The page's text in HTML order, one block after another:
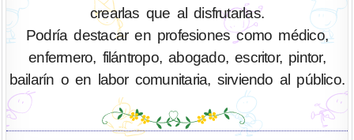
crearlas que al disfrutarlas.
Podría destacar en profesiones como médico,
enfermero, filántropo, abogado, escritor, pintor,
bailarín o en labor comunitaria, sirviendo al público.